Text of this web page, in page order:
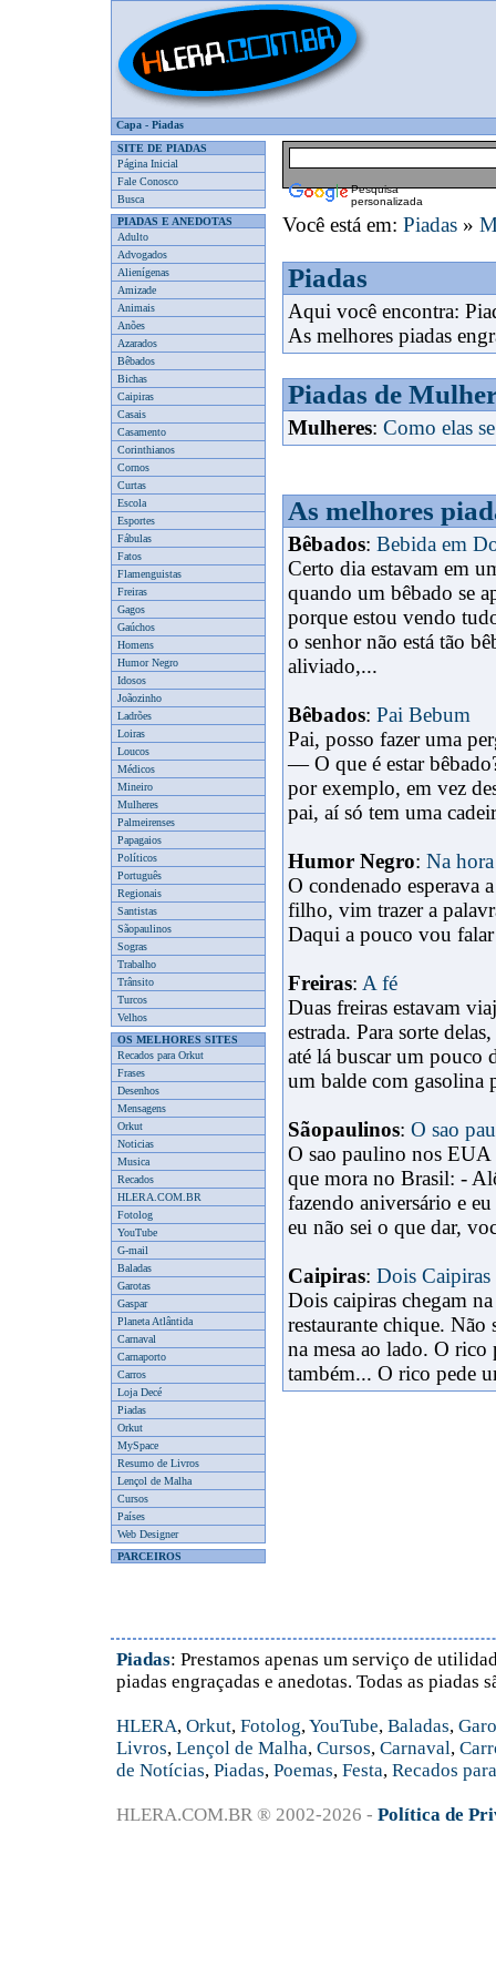
Capa - Piadas
SITE DE PIADAS
Página Inicial
Fale Conosco
Busca
PIADAS E ANEDOTAS
Adulto
Advogados
Alienígenas
Amizade
Animais
Anões
Azarados
Bêbados
Bichas
Caipiras
Casais
Casamento
Corinthianos
Cornos
Curtas
Escola
Esportes
Fábulas
Fatos
Flamenguistas
Freiras
Gagos
Gaúchos
Homens
Humor Negro
Idosos
Joãozinho
Ladrões
Loiras
Loucos
Médicos
Mineiro
Mulheres
Palmeirenses
Papagaios
Políticos
Português
Regionais
Santistas
Sãopaulinos
Sogras
Trabalho
Trânsito
Turcos
Velhos
OS MELHORES SITES
Recados para Orkut
Frases
Desenhos
Mensagens
Orkut
Noticias
Musica
Recados
HLERA.COM.BR
Fotolog
YouTube
G-mail
Baladas
Garotas
Gaspar
Planeta Atlântida
Carnaval
Carnaporto
Carros
Loja Decé
Piadas
Orkut
MySpace
Resumo de Livros
Lençol de Malha
Cursos
Países
Web Designer
PARCEIROS
Pesquisa
personalizada
Você está em: Piadas »
Piadas
Aqui você encontra:
As melhores piadas
Piadas de
Mulheres: Como elas
As melhores
Bêbados: Bebida em
Certo dia estavam em
quando um bêbado se
porque estou vendo
o senhor não está tão
aliviado,...
Bêbados: Pai Bebum
Pai, posso fazer uma
— O que é estar
por exemplo, em vez
pai, aí só tem uma
Humor Negro: Na
O condenado esperava
filho, vim trazer a
Daqui a pouco vou
Freiras: A fé
Duas freiras estavam
estrada. Para sorte
até lá buscar um pouco
um balde com gasolina
Sãopaulinos: O sao
O sao paulino nos
que mora no Brasil: -
fazendo aniversário e
eu não sei o que dar,
Caipiras: Dois Caipiras
Dois caipiras chegam
restaurante chique.
na mesa ao lado. O rico
também... O rico pede
Piadas: Prestamos apenas um serviço de
piadas engraçadas e anedotas. Todas as piadas
HLERA, Orkut, Fotolog,YouTube, Baladas,
Livros, Lençol de Malha, Cursos, Carnaval,
de Notícias, Piadas, Poemas, Festa, Recados
HLERA.COM.BR ® 2002-2026 - Política de
x